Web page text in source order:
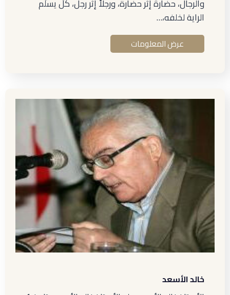
والرجال، حضارةً إثر حضارة، ورجلاً إثر رجل، كلٌّ يسلّم
الراية لخلفه،…
عرض المعلومات
خالد الأسعد